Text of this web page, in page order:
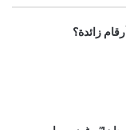
زائدة؟